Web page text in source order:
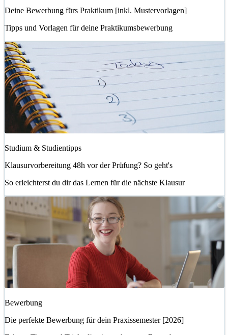
Deine Bewerbung fürs Praktikum [inkl. Mustervorlagen]
Tipps und Vorlagen für deine Praktikumsbewerbung
Studium & Studientipps
Klausurvorbereitung 48h vor der Prüfung? So geht's
So erleichterst du dir das Lernen für die nächste Klausur
Bewerbung
Die perfekte Bewerbung für dein Praxissemester [2026]